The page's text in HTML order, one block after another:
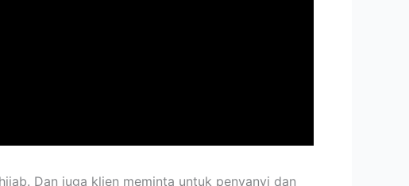
Dan juga klien meminta untuk penyanyi dan